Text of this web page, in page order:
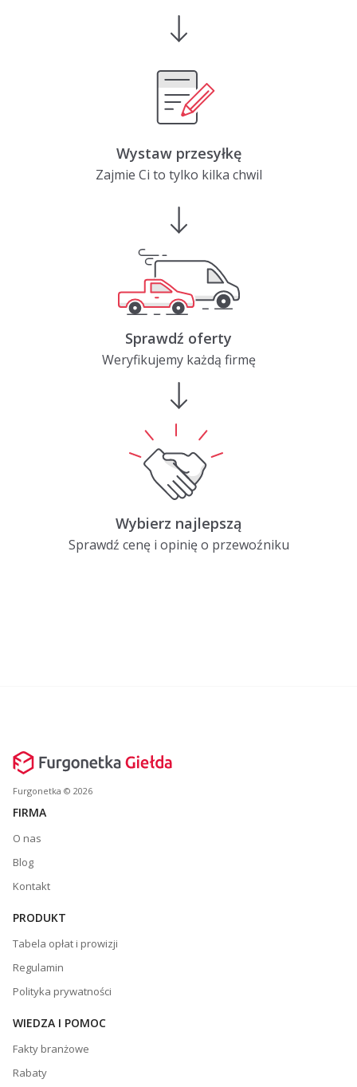
Wystaw przesyłkę
Zajmie Ci to tylko kilka chwil
Sprawdź oferty
Weryfikujemy każdą firmę
Wybierz najlepszą
Sprawdź cenę i opinię o przewoźniku
Furgonetka © 2026
FIRMA
O nas
Blog
Kontakt
PRODUKT
Tabela opłat i prowizji
Regulamin
Polityka prywatności
WIEDZA I POMOC
Fakty branżowe
Rabaty